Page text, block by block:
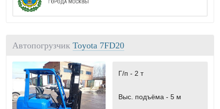
Автопогрузчик Toyota 7FD20
Г/п - 2 т
Выс. подъёма - 5 м